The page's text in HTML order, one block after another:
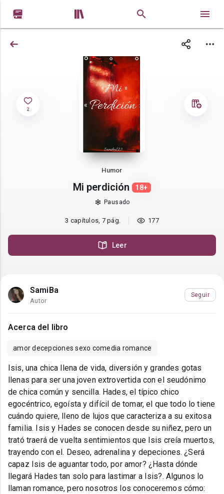
 
2
Humor
Mi perdición 18+
Pausado
3 capítulos, 7 pág. 177
Leer
SamiBa
Autor
Seguir
Acerca del libro
amor decepciones sexo comedia romance
Isis, una chica llena de vida, diversión y grandes gotas
llenas para ser una joven extrovertida con el seudónimo
de chica común y sencilla. Hades, el típico chico
egocéntrico, egoísta y difícil de tomar, el que todo lo tiene
cuándo quiere, lleno de lujos que caracteriza a su exitosa
familia. Isis y Hades se conocen desde su niñez, pero un
trató traerá de vuelta sentimientos que Isis creía muertos,
trayendo con el. Deseo, adrenalina y depeciones. ¿Será
capaz Isis de aguantar todo, por amor? ¿Hasta dónde
llegará Hades tan solo para lastimar a Isis?. Algunos lo
llaman romance, pero nosotros los conoceremos cómo: